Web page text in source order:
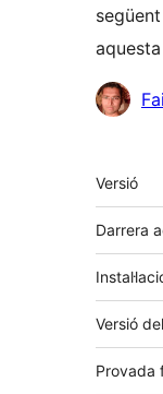
Meta
Versió
Darrera
Versió
Provada